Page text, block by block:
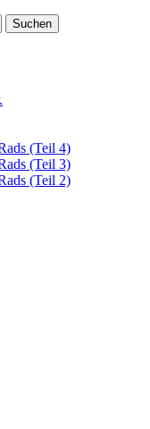
(Teil 4)
(Teil 3)
(Teil 2)